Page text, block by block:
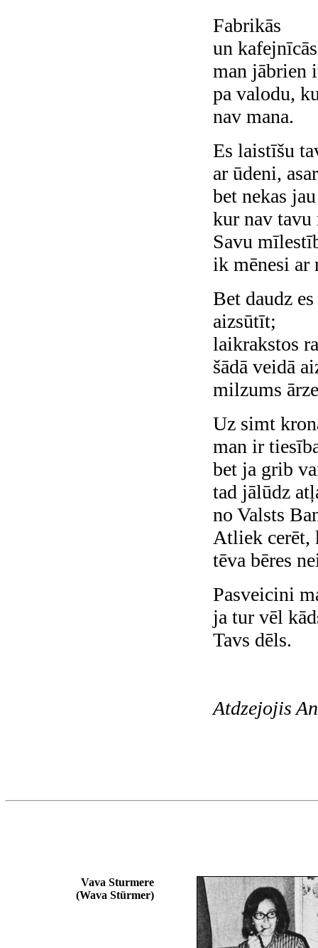
Fabrikās
un kafejnīcās
man jābrien
pa valodu,
nav mana.
Es laistīšu
ar ūdeni,
bet nekas
kur nav tavu
Savu
ik mēnesi ar
Bet daudz
aizsūtīt;
laikrakstos
šādā veidā
milzums
Uz simt
man ir
bet ja grib
tad jālūdz
no Valsts
Atliek cerēt,
tēva bēres
Pasveicini
ja tur vēl
Tavs dēls.
Atdzejojis
Vava Sturmere
(Wava Stürmer)